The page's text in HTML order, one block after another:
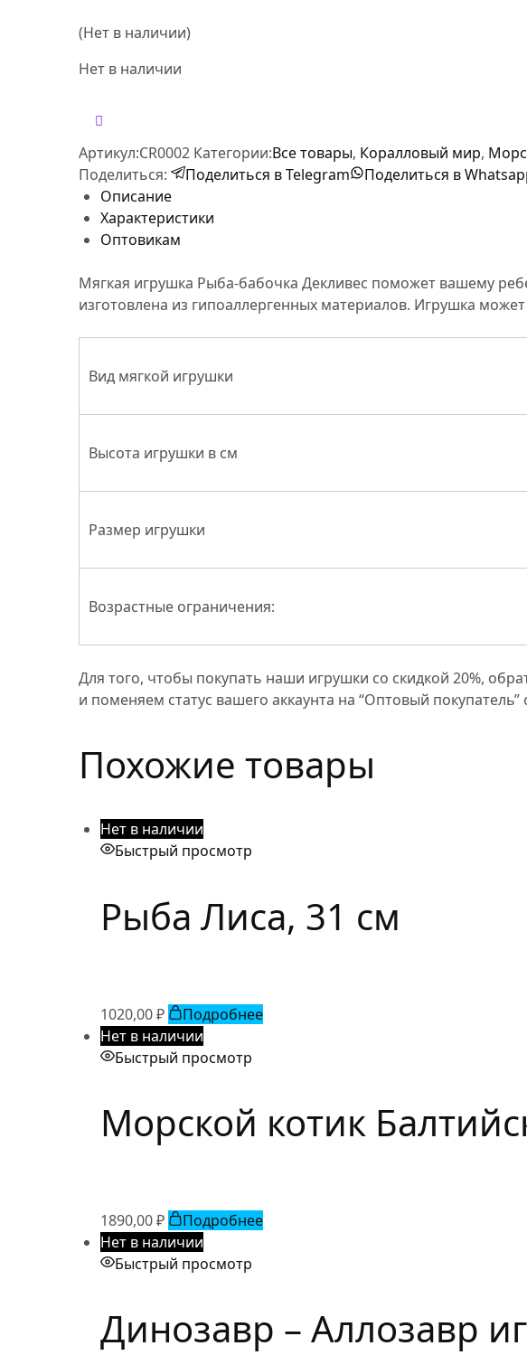
-10%
(Нет в наличии)
Нет в наличии
Артикул:CR0002 Категории:Все товары, Коралловый мир,
Поделиться:
Поделиться в Telegram Поделиться в
Описание
Характеристики
Оптовикам
Мягкая игрушка Рыба-бабочка Декливес поможет вашему
изготовлена из гипоаллергенных материалов. Игрушка
Вид мягкой игрушки
Высота игрушки в см
Размер игрушки
Возрастные ограничения:
Для того, чтобы покупать наши игрушки со скидкой 20%,
и поменяем статус вашего аккаунта на “Оптовый
Похожие товары
Нет в наличии
Быстрый просмотр
Рыба Лиса, 31 см
1020,00₽
Подробнее
Нет в наличии
Быстрый просмотр
Морской котик
1890,00₽
Подробнее
Нет в наличии
Быстрый просмотр
Динозавр – Аллозавр